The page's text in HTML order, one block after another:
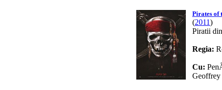
Pirates of
(2011)
Piratii
Regia:
Cu:
Geoffrey